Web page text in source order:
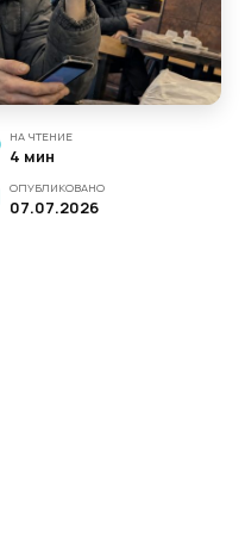
НА ЧТЕНИЕ
4 мин
ОПУБЛИКОВАНО
07.07.2026